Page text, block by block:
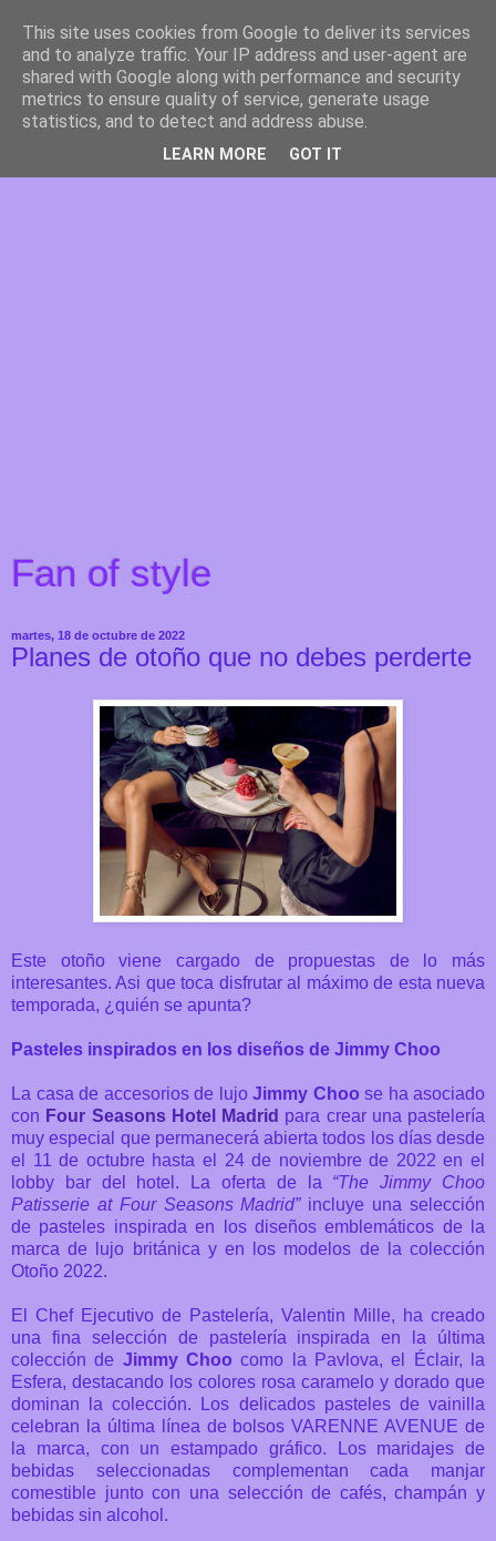
Fan of style
martes, 18 de octubre de 2022
Planes de otoño que no debes perderte
Este otoño viene cargado de propuestas de lo más
interesantes. Asi que toca disfrutar al máximo de esta nueva
temporada, ¿quién se apunta?
Pasteles inspirados en los diseños de Jimmy Choo
La casa de accesorios de lujo Jimmy Choo se ha asociado
con Four Seasons Hotel Madrid para crear una pastelería
muy especial que permanecerá abiertatodos los días desde
el 11 de octubre hasta el 24 de noviembre de 2022 en el
lobby bar del hotel.
La oferta de la “The Jimmy Choo
Patisserie at Four Seasons Madrid”incluye una selección
de pasteles inspirada en los diseños emblemáticos de la
marca de lujo británica y en los modelos de la colección
Otoño 2022.
El Chef Ejecutivo de Pastelería, Valentin Mille, ha creado
una fina selección de pastelería inspirada en la última
colección de Jimmy Choo como la Pavlova, el Éclair, la
Esfera, destacando los colores rosa caramelo y dorado que
dominan la colección. Los delicados pasteles de vainilla
celebran la última línea de bolsos VARENNE AVENUE de
la marca, con un estampado gráfico. Los maridajes de
bebidas seleccionadas complementan cada manjar
comestible junto con una selección de cafés, champán y
bebidas sin alcohol.
This site uses cookies from Google to deliver its services
and to analyze traffic. Your IP address and user-agent are
shared with Google along with performance and security
metrics to ensure quality of service, generate usage
statistics, and to detect and address abuse.
LEARN MORE GOT IT